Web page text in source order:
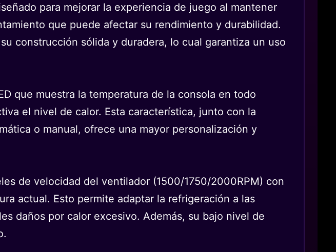
para mejorar la experiencia de juego al mantener
que puede afectar su rendimiento y durabilidad.
construcción sólida y duradera, lo cual garantiza un uso
que muestra la temperatura de la consola en todo
el nivel de calor. Esta característica, junto con la
o manual, ofrece una mayor personalización y
de velocidad del ventilador (1500/1750/2000RPM) con
actual. Esto permite adaptar la refrigeración a las
daños por calor excesivo. Además, su bajo nivel de